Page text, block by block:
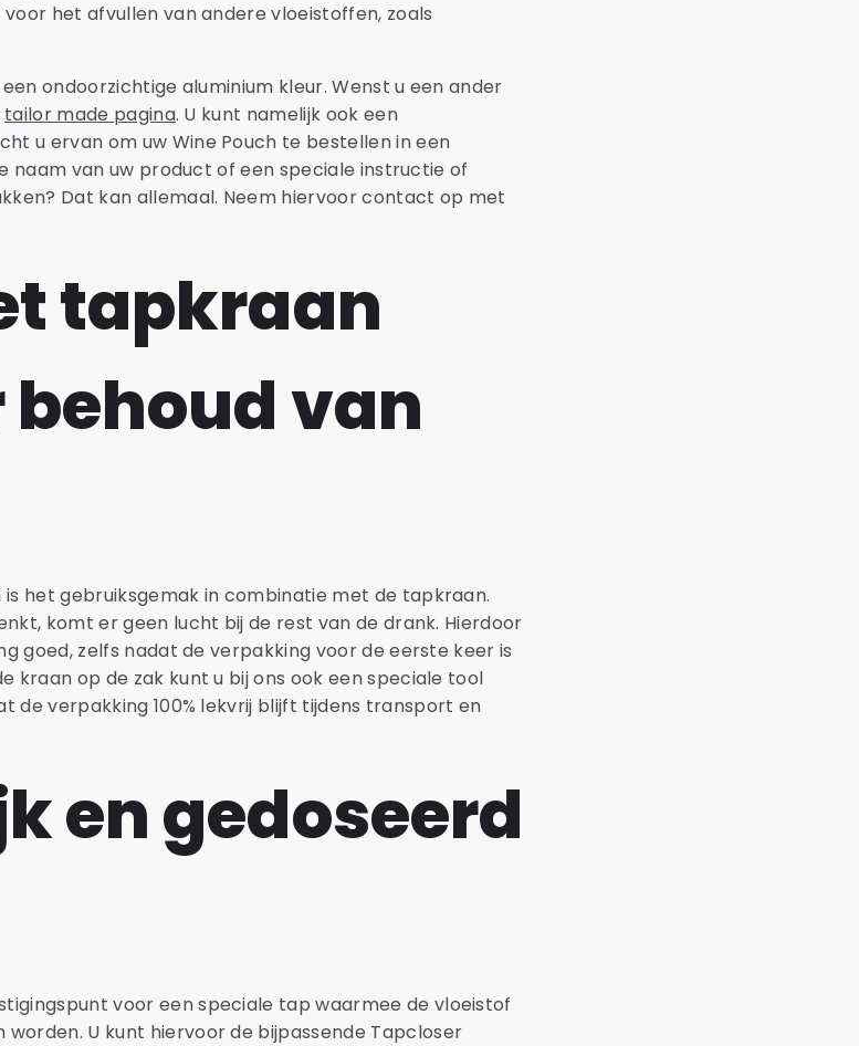
het afvullen van andere vloeistoffen, zoals
ondoorzichtige aluminium kleur. Wenst u een ander
tailor made pagina. U kunt namelijk ook een
u ervan om uw Wine Pouch te bestellen in een
naam van uw product of een speciale instructie of
Dat kan allemaal. Neem hiervoor contact op met
tapkraan
van
het gebruiksgemak in combinatie met de tapkraan.
komt er geen lucht bij de rest van de drank. Hierdoor
goed, zelfs nadat de verpakking voor de eerste keer is
kraan op de zak kunt u bij ons ook een speciale tool
de verpakking 100% lekvrij blijft tijdens transport en
en gedoseerd
voor een speciale tap waarmee de vloeistof
U kunt hiervoor de bijpassende Tapcloser